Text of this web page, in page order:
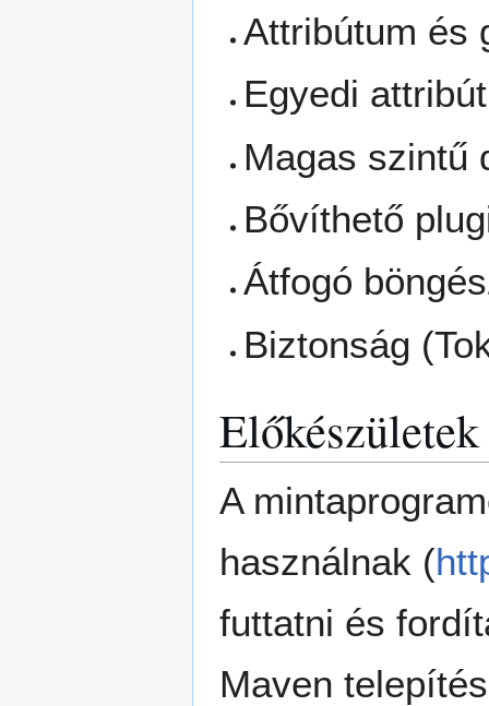
Attribútum és
Egyedi
Magas szintű
Bővíthető
Átfogó
Biztonság
Előkészületek
A
használnak (
futtatni és
Maven